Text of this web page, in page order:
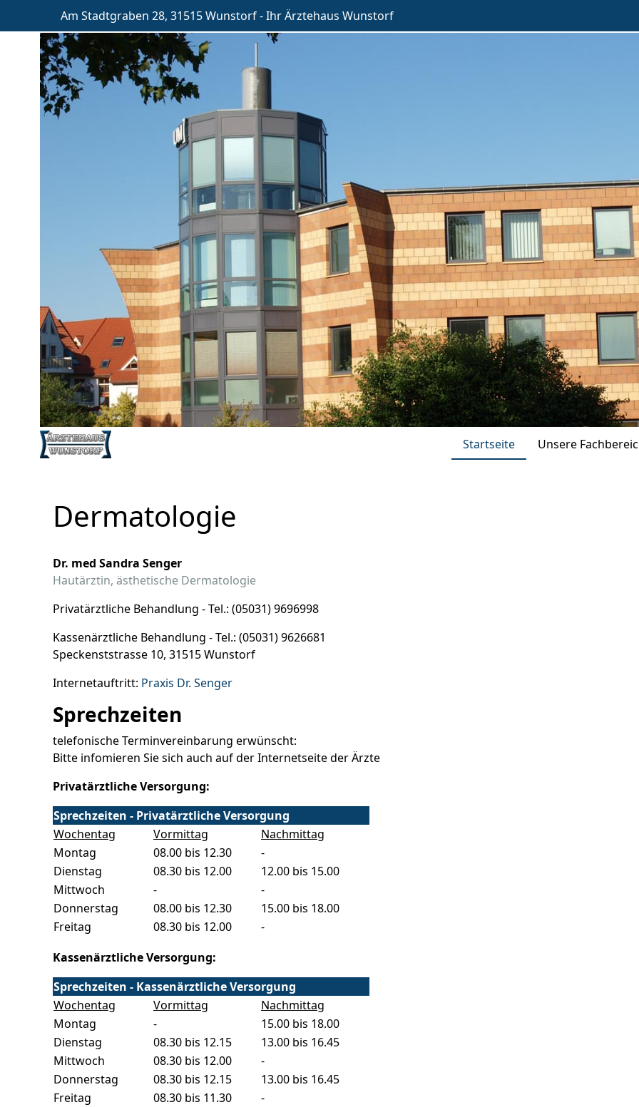
Am Stadtgraben 28, 31515 Wunstorf - Ihr Ärztehaus Wunstorf
Startseite Unsere
Dermatologie
Dr. med Sandra Senger
Hautärztin, ästhetische Dermatologie
Privatärztliche Behandlung - Tel.: (05031) 9696998
Kassenärztliche Behandlung - Tel.: (05031) 9626681
Speckenststrasse 10, 31515 Wunstorf
Internetauftritt: Praxis Dr. Senger
Sprechzeiten
telefonische Terminvereinbarung erwünscht:
Bitte infomieren Sie sich auch auf der Internetseite der Ärzte
Privatärztliche Versorgung:
Sprechzeiten - Privatärztliche Versorgung
Wochentag
Vormittag
Nachmittag
Montag
08.00 bis 12.30
-
Dienstag
08.30 bis 12.00
12.00 bis 15.00
Mittwoch
-
-
Donnerstag
08.00 bis 12.30
15.00 bis 18.00
Freitag
08.30 bis 12.00
-
Kassenärztliche Versorgung:
Sprechzeiten - Kassenärztliche Versorgung
Wochentag
Vormittag
Nachmittag
Montag
-
15.00 bis 18.00
Dienstag
08.30 bis 12.15
13.00 bis 16.45
Mittwoch
08.30 bis 12.00
-
Donnerstag
08.30 bis 12.15
13.00 bis 16.45
Freitag
08.30 bis 11.30 -